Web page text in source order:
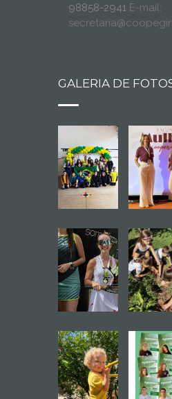
98858-2941 E-mail:
GALERIA DE